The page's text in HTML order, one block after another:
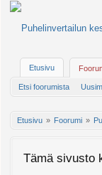
Etusivu
Etsi foorumista
Etusivu Foorumi
Tämä sivusto